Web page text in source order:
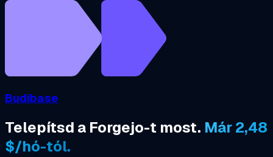
Budibase
Telepítsd a Forgejo-t most. Már 2,48
$/hó-tól.